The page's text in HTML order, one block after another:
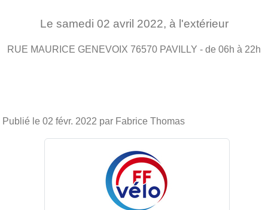
Le samedi 02 avril 2022, à l'extérieur
RUE MAURICE GENEVOIX 76570 PAVILLY - de 06h à 22h
Publié le 02 févr. 2022 par Fabrice Thomas